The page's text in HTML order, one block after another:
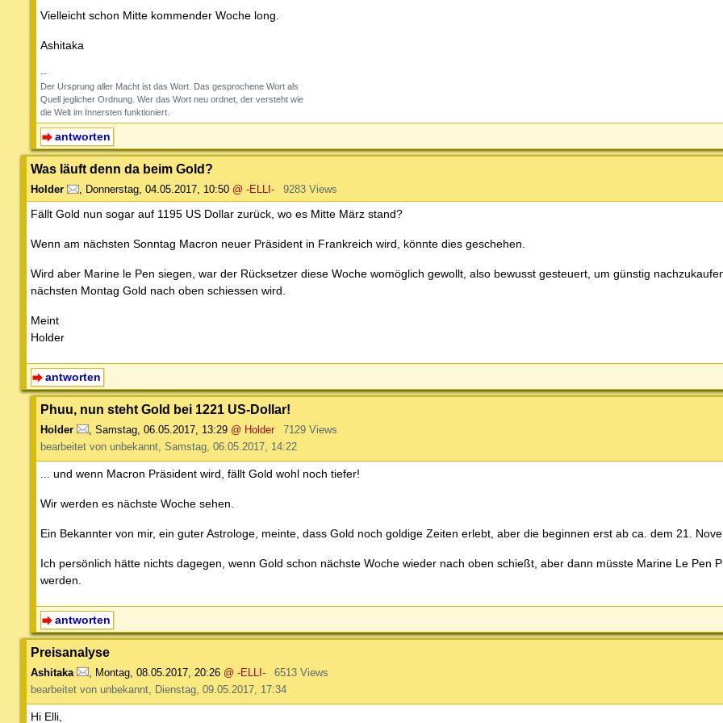
Vielleicht schon Mitte kommender Woche long.
Ashitaka
--
Der Ursprung aller Macht ist das Wort. Das gesprochene Wort als
Quell jeglicher Ordnung. Wer das Wort neu ordnet, der versteht wie
die Welt im Innersten funktioniert.
antworten
Was läuft denn da beim Gold?
Holder , Donnerstag, 04.05.2017, 10:50 @ -ELLI- 9283 Views
Fällt Gold nun sogar auf 1195 US Dollar zurück, wo es Mitte März stand?
Wenn am nächsten Sonntag Macron neuer Präsident in Frankreich wird, könnte dies geschehen.
Wird aber Marine le Pen siegen, war der Rücksetzer diese Woche womöglich gewollt, also bewusst gesteuert, um günstig
nächsten Montag Gold nach oben schiessen wird.
Meint
Holder
antworten
Phuu, nun steht Gold bei 1221 US-Dollar!
Holder Samstag, 06.05.2017, 13:29 @ Holder
7129 Views
bearbeitet von unbekannt, Samstag, 06.05.2017, 14:22
... und wenn Macron Präsident wird, fällt Gold wohl noch tiefer!
Wir werden es nächste Woche sehen.
Ein Bekannter von mir, ein guter Astrologe, meinte, dass Gold noch goldige Zeiten erlebt, aber die beginnen erst ab ca. dem 21.
Ich persönlich hätte nichts dagegen, wenn Gold schon nächste Woche wieder nach oben schießt, aber dann müsste Marine Le Pen
werden.
antworten
Preisanalyse
Ashitaka Montag, 08.05.2017, 20:26 @ -ELLI-
6513 Views
bearbeitet von unbekannt, Dienstag, 09.05.2017, 17:34
Hi Elli,